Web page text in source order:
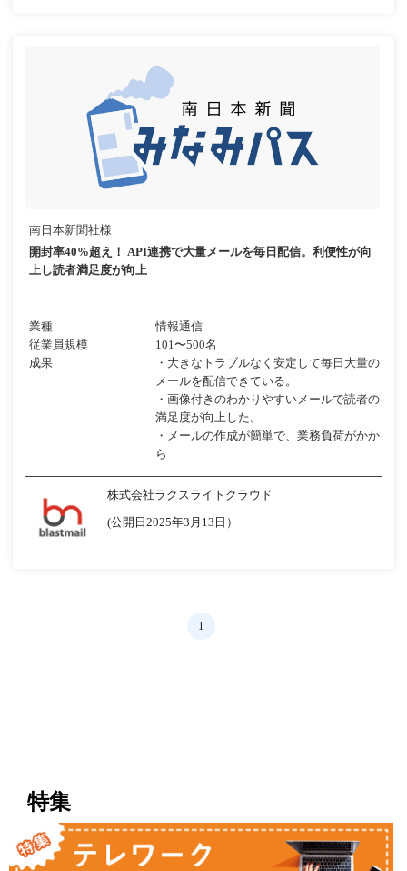
南日本新聞社様
開封率40%超え！ API連携で大量メールを毎日配信。利便性が向
上し読者満足度が向上
業種
情報通信
従業員規模
101〜500名
成果
・大きなトラブルなく安定して毎日大量の
メールを配信できている。
・画像付きのわかりやすいメールで読者の
満足度が向上した。
・メールの作成が簡単で、業務負荷がかか
ら
株式会社ラクスライトクラウド
(公開日2025年3月13日）
1
特集